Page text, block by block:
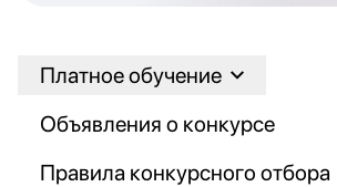
Платное обучение
Объявления о конкурсе
Правила конкурсного отбора